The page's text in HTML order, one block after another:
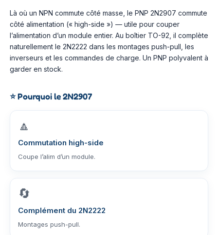
Là où un NPN commute côté masse, le PNP 2N2907 commute
côté alimentation (« high-side ») — utile pour couper
l’alimentation d’un module entier. Au boîtier TO-92, il complète
naturellement le 2N2222 dans les montages push-pull, les
inverseurs et les commandes de charge. Un PNP polyvalent à
garder en stock.
⭐Pourquoi le 2N2907
🔼
Commutation high-side
Coupe l’alim d’un module.
🔄
Complément du 2N2222
Montages push-pull.